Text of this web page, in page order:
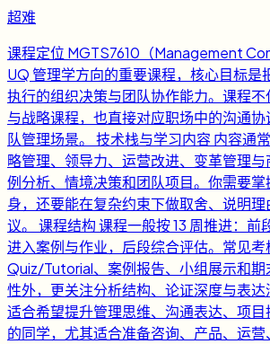
超难
课程定位 MGTS7610（Management
UQ 管理学方向的重要课程，核心目标是
执行的组织决策与团队协作能力。课程
与战略课程，也直接对应职场中的沟通
队管理场景。 技术栈与学习内容 内容通
略管理、领导力、运营改进、变革管理
例分析、情境决策和团队项目。你需要
身，还要能在复杂约束下做取舍、说明
议。 课程结构 课程一般按 13 周推进：前
进入案例与作业，后段综合评估。常见考
Quiz/Tutorial、案例报告、小组展示和期
性外，更关注分析结构、论证深度与表
适合希望提升管理思维、沟通表达、项
的同学，尤其适合准备咨询、产品、运